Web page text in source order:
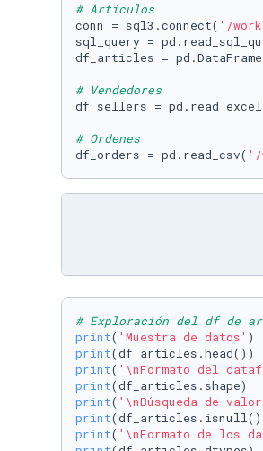
# Artículos
conn = sql3.connect( '/
sql_query =
df_articles =
# Vendedores
df_sellers =
# Ordenes
df_orders = pd.read_csv( '/
# Exploración del df de
print( 'Muestra de datos'
print(df_articles.head())
print( '\nFormato del
print
print( '\nBúsqueda de
print
print( '\nFormato de los